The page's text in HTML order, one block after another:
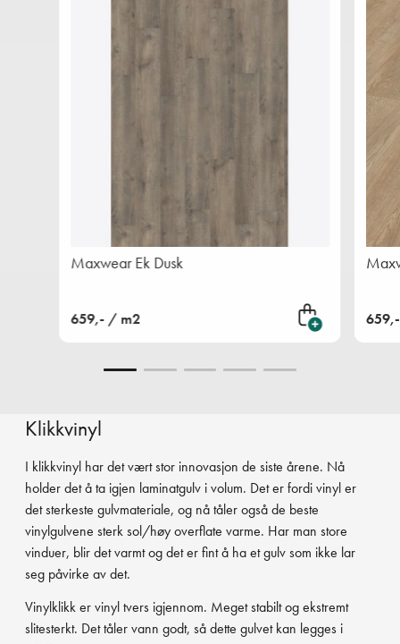
Maxwear Ek Dusk
659,- / m2
Legg i handlekurven
Klikkvinyl
I klikkvinyl har det vært stor innovasjon de siste årene. Nå
holder det å ta igjen laminatgulv i volum. Det er fordi vinyl er
det sterkeste gulvmateriale, og nå tåler også de beste
vinylgulvene sterk sol/høy overflate varme. Har man store
vinduer, blir det varmt og det er fint å ha et gulv som ikke lar
seg påvirke av det.
Vinylklikk er vinyl tvers igjennom. Meget stabilt og ekstremt
slitesterkt. Det tåler vann godt, så dette gulvet kan legges i